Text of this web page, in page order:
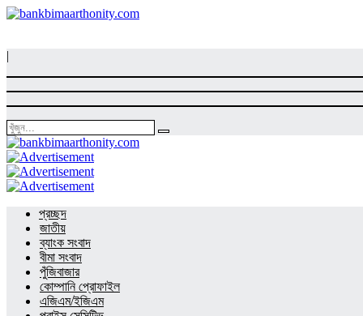
|
প্রচ্ছদ
জাতীয়
ব্যাংক সংবাদ
বীমা সংবাদ
পুঁজিবাজার
কোম্পানি প্রোফাইল
এজিএম/ইজিএম